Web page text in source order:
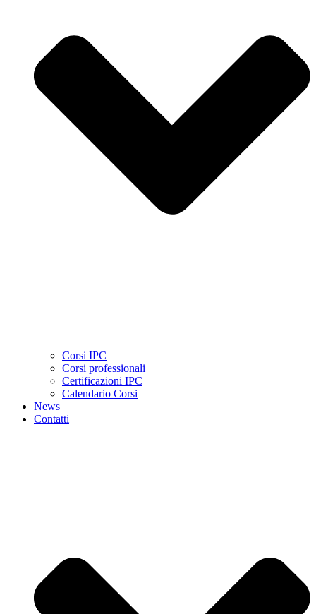
Corsi IPC
Corsi professionali
Certificazioni IPC
Calendario Corsi
News
Contatti